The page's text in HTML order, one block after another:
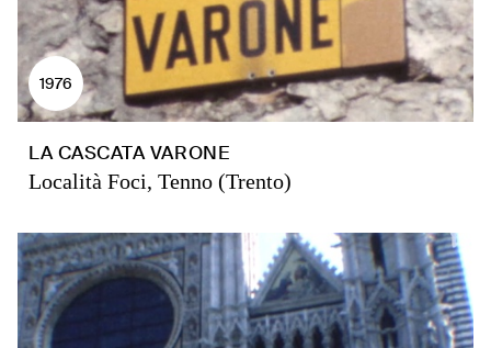
1976
LA CASCATA VARONE
Località Foci, Tenno (Trento)